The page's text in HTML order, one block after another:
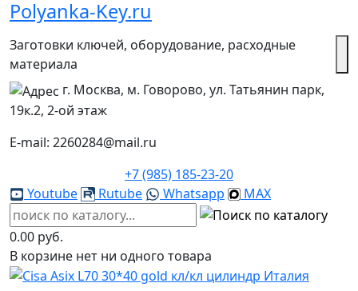
Polyanka-Key.ru
Заготовки ключей, оборудование, расходные
материала
г. Москва, м. Говорово, ул. Татьянин парк,
19к.2, 2-ой этаж
E-mail: 2260284@mail.ru
+7 (985) 185-23-20
Youtube
Rutube Whatsapp MAX
0.00 руб.
В корзине нет ни одного товара